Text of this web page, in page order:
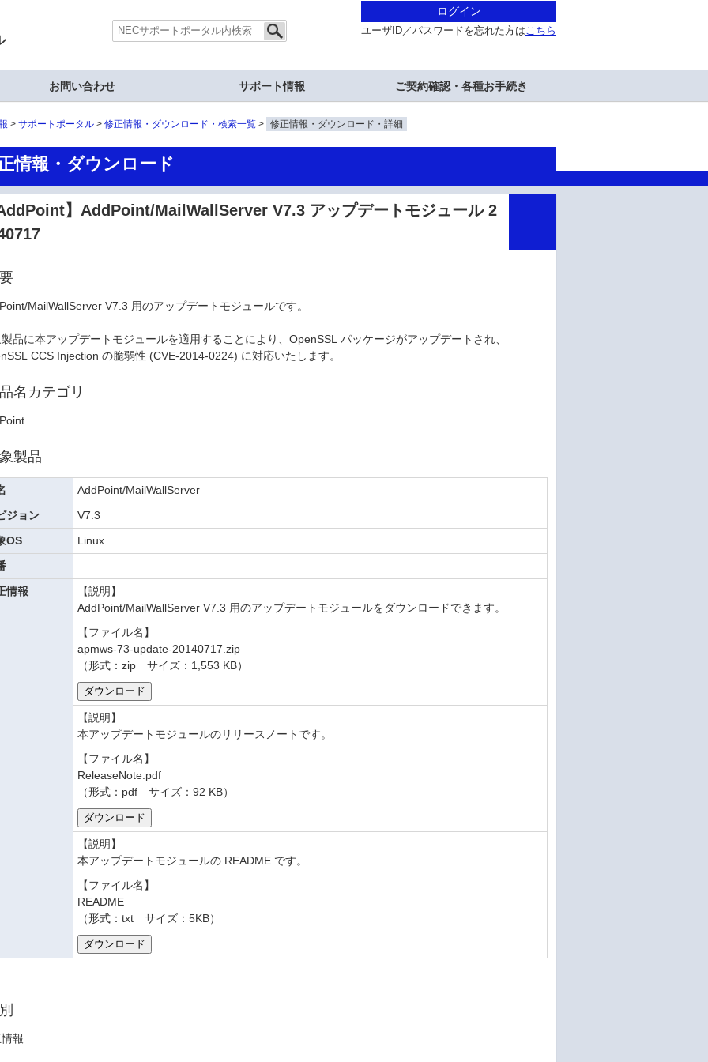
ログイン
ユーザID／パスワードを忘れた方はこちら
お問い合わせ サポート情報 ご契約確認・各種お手続き
サポートポータル 修正情報・ダウンロード・検索一覧 修正情報・ダウンロード・詳細
情報・ダウンロード
】AddPoint/MailWallServer V7.3 アップデートモジュール 2
MailWallServer V7.3 用のアップデートモジュールです。
品に本アップデートモジュールを適用することにより、OpenSSL パッケージがアップデートされ、
CCS Injection の脆弱性 (CVE-2014-0224) に対応いたします。
名カテゴリ
製品
AddPoint/MailWallServer
ジョン
V7.3
OS
Linux
情報
【説明】
AddPoint/MailWallServer V7.3 用のアップデートモジュールをダウンロードできます。
【ファイル名】
apmws-73-update-20140717.zip
（形式：zip サイズ：1,553 KB）
【説明】
本アップデートモジュールのリリースノートです。
【ファイル名】
ReleaseNote.pdf
（形式：pdf サイズ：92 KB）
【説明】
本アップデートモジュールの README です。
【ファイル名】
README
（形式：txt サイズ：5KB）
報